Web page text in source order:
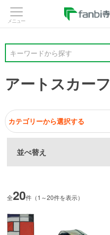
キーワードから探す
アートスカーフ
並べ替え
全20件（1～20件を表示）